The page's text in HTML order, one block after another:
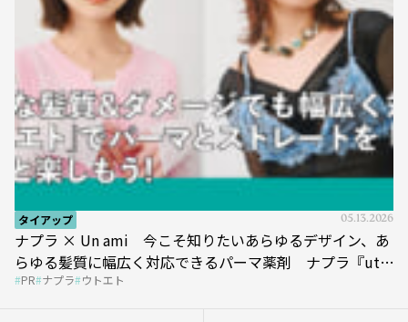
タイアップ 05.13.2026
ナプラ × Un ami 今こそ知りたいあらゆるデザイン、あ
らゆる髪質に幅広く対応できるパーマ薬剤 ナプラ『ut-
et』
PR ナプラ ウトエト